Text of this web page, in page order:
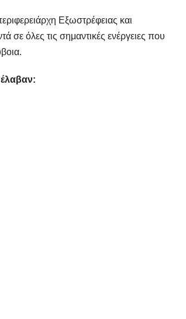
Εξωστρέφειας και
σε όλες τις σημαντικές ενέργειες που